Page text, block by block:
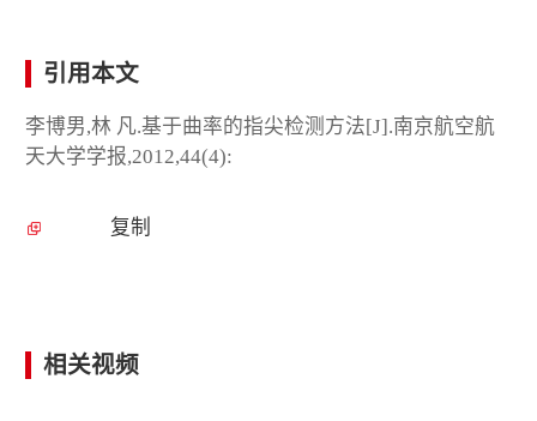
引用本文
李博男,林 凡.基于曲率的指尖检测方法[J].南京航空航
天大学学报,2012,44(4):
复制
相关视频